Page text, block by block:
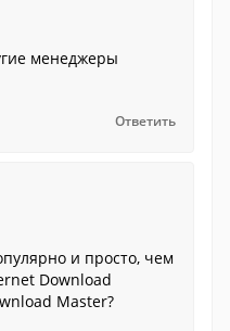
менеджеры
Ответить
и просто, чем
Download
Master?